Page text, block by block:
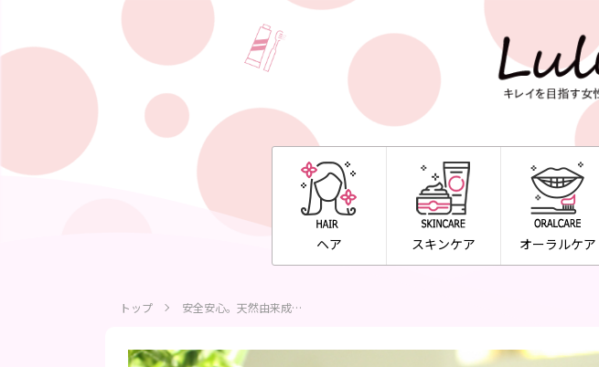
ヘア スキンケア オーラルケア
トップ 安全安心。天然由来成…